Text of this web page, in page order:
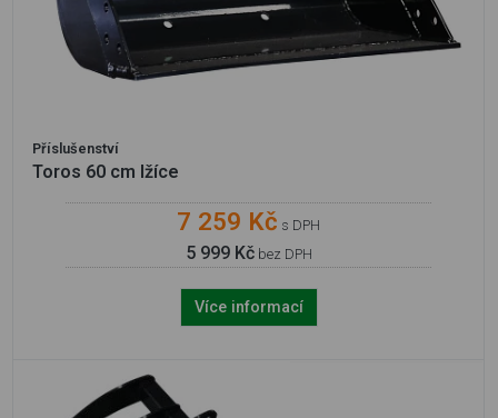
Příslušenství
Toros 60 cm lžíce
7 259 Kč s DPH
5 999 Kčbez DPH
Více informací